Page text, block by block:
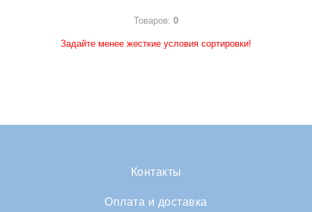
Товаров: 0
Задайте менее жесткие условия сортировки!
Контакты
Оплата и доставка